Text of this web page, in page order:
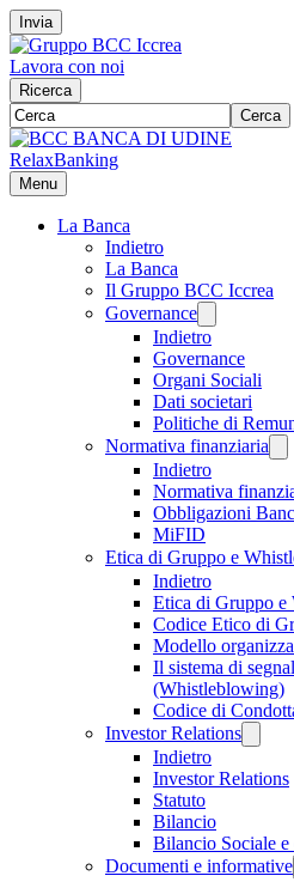
Invia
Lavora con noi
Ricerca
Cerca
RelaxBanking
Menu
La Banca
Indietro
La Banca
Il Gruppo BCC Iccrea
Governance
Indietro
Governance
Organi Sociali
Dati societari
Politiche di
Normativa finanziaria
Indietro
Normativa
Obbligazioni
MiFID
Etica di Gruppo e
Indietro
Etica di Gruppo
Codice Etico di
Modello
Il sistema di
(Whistleblowing)
Codice di
Investor Relations
Indietro
Investor Relations
Statuto
Bilancio
Bilancio Sociale
Documenti e informative